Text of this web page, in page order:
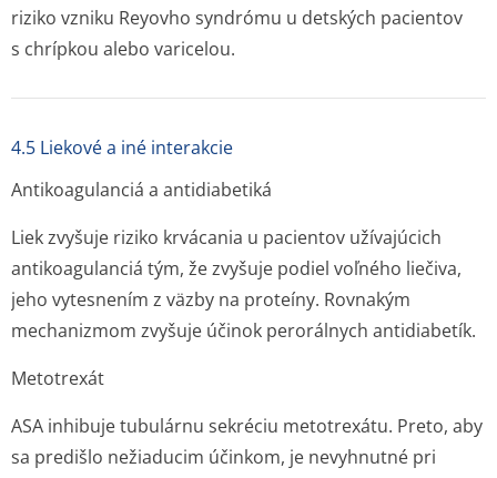
riziko vzniku Reyovho syndrómu u detských pacientov
s chrípkou alebo varicelou.
4.5 Liekové a iné interakcie
Antikoagulanciá a antidiabetiká
Liek zvyšuje riziko krvácania u pacientov užívajúcich
antikoagulanciá tým, že zvyšuje podiel voľného liečiva,
jeho vytesnením z väzby na proteíny. Rovnakým
mechanizmom zvyšuje účinok perorálnych antidiabetík.
Metotrexát
ASA inhibuje tubulárnu sekréciu metotrexátu. Preto, aby
sa predišlo nežiaducim účinkom, je nevyhnutné pri